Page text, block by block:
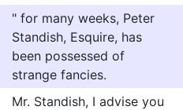
" for many weeks, Peter
Standish, Esquire, has
been possessed of
strange fancies.
Mr. Standish, I advise you